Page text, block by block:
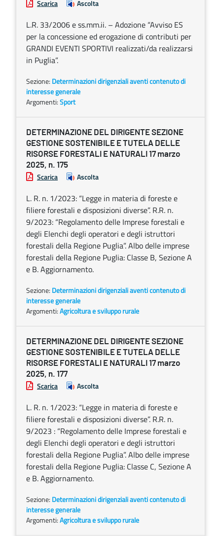
Scarica Ascolta
L.R. 33/2006 e ss.mm.ii. – Adozione “Avviso ES
per la concessione ed erogazione di contributi per
GRANDI EVENTI SPORTIVI realizzati/da realizzarsi
in Puglia”.
Sezione: Determinazioni dirigenziali aventi contenuto di
interesse generale
Argomenti:Sport
DETERMINAZIONE DEL DIRIGENTE SEZIONE
GESTIONE SOSTENIBILE E TUTELA DELLE
RISORSE FORESTALI E NATURALI 17 marzo
2025, n. 175
Scarica Ascolta
L. R. n. 1/2023: “Legge in materia di foreste e
filiere forestali e disposizioni diverse”. R.R. n.
9/2023: “Regolamento delle Imprese forestali e
degli Elenchi degli operatori e degli istruttori
forestali della Regione Puglia”. Albo delle imprese
forestali della Regione Puglia: Classe B, Sezione A
e B. Aggiornamento.
Sezione: Determinazioni dirigenziali aventi contenuto di
interesse generale
Argomenti:Agricoltura e sviluppo rurale
DETERMINAZIONE DEL DIRIGENTE SEZIONE
GESTIONE SOSTENIBILE E TUTELA DELLE
RISORSE FORESTALI E NATURALI 17 marzo
2025, n. 177
Scarica Ascolta
L. R. n. 1/2023: “Legge in materia di foreste e
filiere forestali e disposizioni diverse”. R.R. n.
9/2023 : “Regolamento delle Imprese forestali e
degli Elenchi degli operatori e degli istruttori
forestali della Regione Puglia”. Albo delle imprese
forestali della Regione Puglia: Classe C, Sezione A
e B. Aggiornamento.
Sezione: Determinazioni dirigenziali aventi contenuto di
interesse generale
Argomenti:Agricoltura e sviluppo rurale